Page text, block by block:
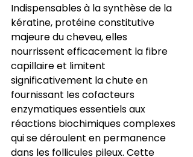
Indispensables à la synthèse de la
kératine, protéine constitutive
majeure du cheveu, elles
nourrissent efficacement la fibre
capillaire et limitent
significativement la chute en
fournissant les cofacteurs
enzymatiques essentiels aux
réactions biochimiques complexes
qui se déroulent en permanence
dans les follicules pileux. Cette